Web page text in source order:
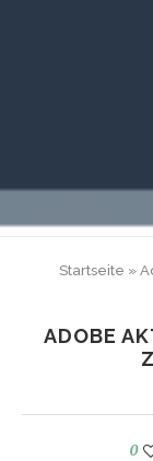
Startseite »
ADOBE
0